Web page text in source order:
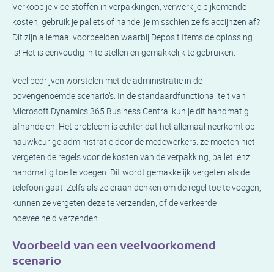
Verkoop je vloeistoffen in verpakkingen, verwerk je bijkomende
kosten, gebruik je pallets of handel je misschien zelfs accijnzen af?
Dit zijn allemaal voorbeelden waarbij Deposit Items de oplossing
is! Het is eenvoudig in te stellen en gemakkelijk te gebruiken.
Veel bedrijven worstelen met de administratie in de
bovengenoemde scenario’s. In de standaardfunctionaliteit van
Microsoft Dynamics 365 Business Central kun je dit handmatig
afhandelen. Het probleem is echter dat het allemaal neerkomt op
nauwkeurige administratie door de medewerkers: ze moeten niet
vergeten de regels voor de kosten van de verpakking, pallet, enz.
handmatig toe te voegen. Dit wordt gemakkelijk vergeten als de
telefoon gaat. Zelfs als ze eraan denken om de regel toe te voegen,
kunnen ze vergeten deze te verzenden, of de verkeerde
hoeveelheid verzenden.
Voorbeeld van een veelvoorkomend
scenario